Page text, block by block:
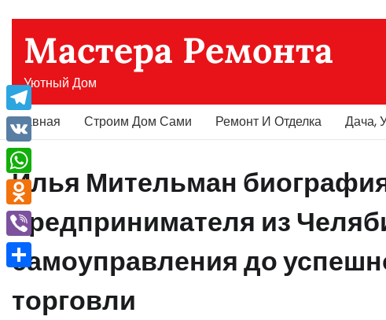
содержимому
Мастера Ремонта
Уютный Дом
Главная Строим Дом Сами Ремонт И Отделка Дача,
Илья Мительман
предпринимателя из
самоуправления до
торговли
Telegram
VK
WhatsApp
Odnoklassniki
Viber